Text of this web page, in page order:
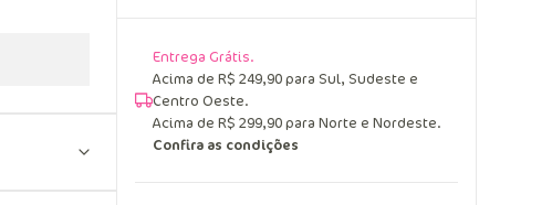
Entrega Grátis.
Acima de R$ 249,90 para Sul, Sudeste e
Centro Oeste.
Acima de R$ 299,90 para Norte e Nordeste.
Confira as condições